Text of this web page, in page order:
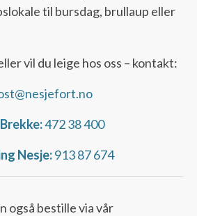
til bursdag, brullaup eller
vil du leige hos oss – kontakt:
472 38 400
Nesje:913 87 674
også bestille via vår